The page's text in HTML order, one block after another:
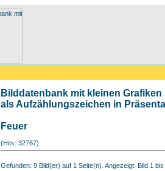
Bilddatenbank mit kleinen
als Aufzählungszeichen in
Feuer
(Hits: 32767)
Gefunden: 9 Bild(er) auf 1 Seite(n). Angezeigt: Bild 1 bis